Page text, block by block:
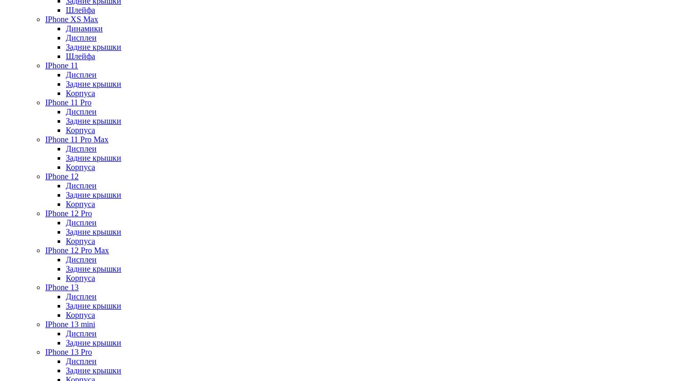
Шлейфа
IPhone XS Max
Динамики
Дисплеи
Задние крышки
Шлейфа
IPhone 11
Дисплеи
Задние крышки
Корпуса
IPhone 11 Pro
Дисплеи
Задние крышки
Корпуса
IPhone 11 Pro Max
Дисплеи
Задние крышки
Корпуса
IPhone 12
Дисплеи
Задние крышки
Корпуса
IPhone 12 Pro
Дисплеи
Задние крышки
Корпуса
IPhone 12 Pro Max
Дисплеи
Задние крышки
Корпуса
IPhone 13
Дисплеи
Задние крышки
Корпуса
IPhone 13 mini
Дисплеи
Задние крышки
IPhone 13 Pro
Дисплеи
Задние крышки